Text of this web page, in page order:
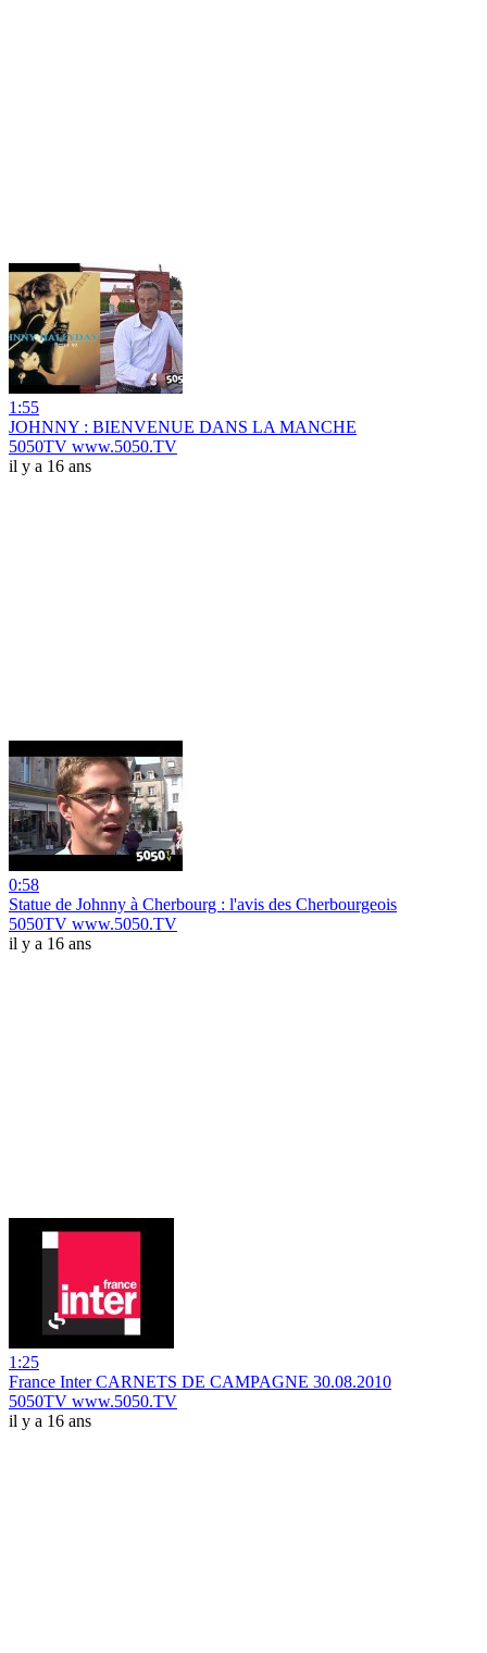
1:55
JOHNNY : BIENVENUE DANS LA MANCHE
5050TV www.5050.TV
il y a 16 ans
0:58
Statue de Johnny à Cherbourg : l'avis des Cherbourgeois
5050TV www.5050.TV
il y a 16 ans
1:25
France Inter CARNETS DE CAMPAGNE 30.08.2010
5050TV www.5050.TV
il y a 16 ans